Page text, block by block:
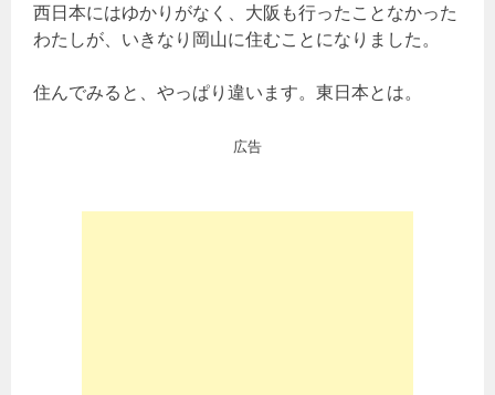
西日本にはゆかりがなく、大阪も行ったことなかった
わたしが、いきなり岡山に住むことになりました。
住んでみると、やっぱり違います。東日本とは。
広告